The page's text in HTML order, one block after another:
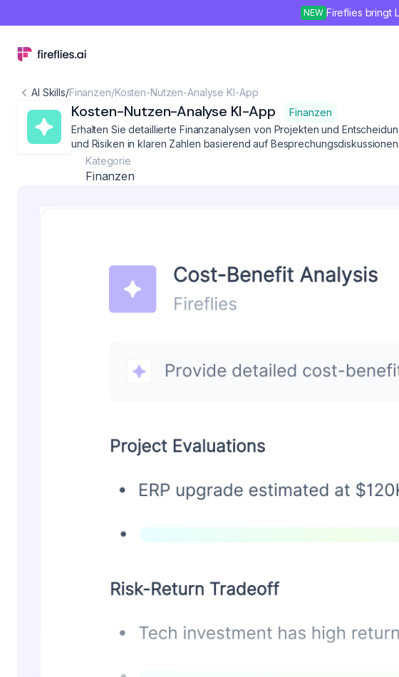
NEW Fireflies bringt
AI Skills/Finanzen/Kosten-Nutzen-Analyse KI-App
Kosten-Nutzen-Analyse KI-App
Finanzen
Erhalten Sie detaillierte Finanzanalysen von Projekten und
und Risiken in klaren Zahlen basierend auf Besprechungsdiskussionen.
Kategorie
Finanzen